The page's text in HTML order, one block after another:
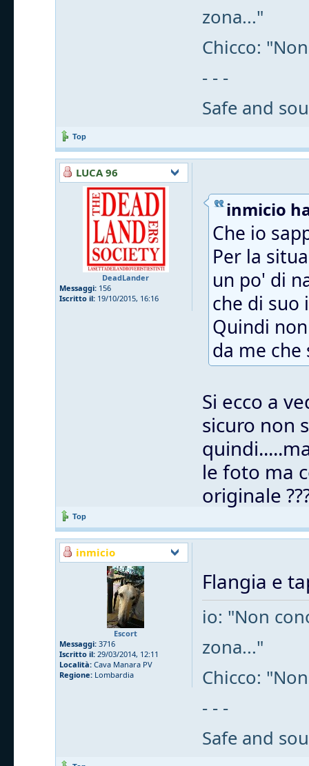
zona..."
Chicco:
- - -
Safe and
Top
LUCA 96
DeadLander
Messaggi: 156
Iscritto il: 19/10/2015, 16:16
inmicio
Che io
Per la
un po' di
che di suo
Quindi
da me
Si ecco a
sicuro non
le foto ma
originale
Top
inmicio
Escort
Messaggi: 3716
Iscritto il: 29/03/2014, 12:11
Località: Cava Manara PV
Regione: Lombardia
Flangia e
io: "Non
zona..."
Chicco:
- - -
Safe and